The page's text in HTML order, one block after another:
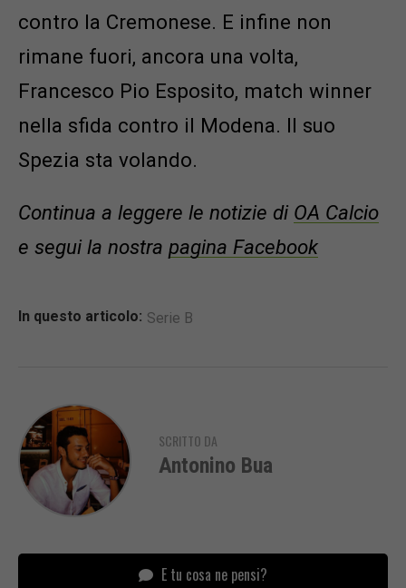
contro la Cremonese. E infine non
rimane fuori, ancora una volta,
Francesco Pio Esposito, match winner
nella sfida contro il Modena. Il suo
Spezia sta volando.
Continua a leggere le notizie di OA Calcio
e segui la nostra pagina Facebook
In questo articolo: Serie B
SCRITTO DA
Antonino Bua
E tu cosa ne pensi?